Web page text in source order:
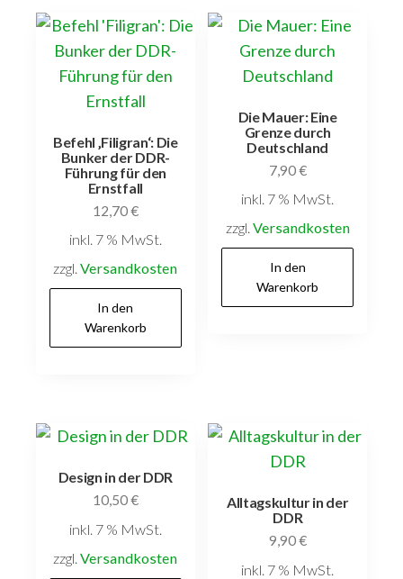
Befehl ‚Filigran‘: Die
Bunker der DDR-
Führung für den
Ernstfall
12,70€
inkl. 7 % MwSt.
zzgl.Versandkosten
In den
Warenkorb
Die Mauer: Eine
Grenze durch
Deutschland
7,90€
inkl. 7 % MwSt.
zzgl. Versandkosten
In den
Warenkorb
Design in der DDR
10,50€
inkl. 7 % MwSt.
zzgl.Versandkosten
Alltagskultur in der
DDR
9,90€
inkl. 7 % MwSt.